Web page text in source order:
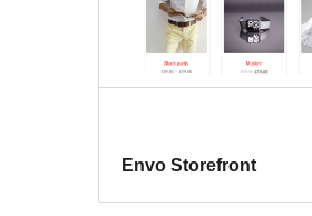
Envo Storefront